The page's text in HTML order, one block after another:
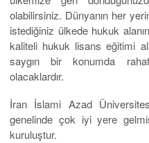
olabilirsiniz. Dünyanın her
istediğiniz ülkede hukuk
kaliteli hukuk lisans eğitimi
saygın bir konumda
olacaklardır.
İran İslami Azad
genelinde çok iyi yere
kuruluştur.